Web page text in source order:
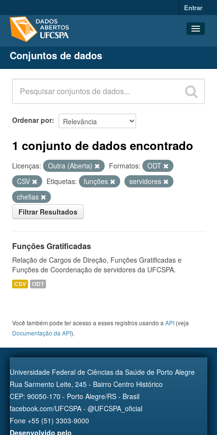
Entrar
Conjuntos de dados
Organizações
Grupos
Sobre
Conjuntos de dados
Ordenar por
1 conjunto de dados encontrado
Licenças: Outra (Aberta) Formatos:
ODT
CSV
Etiquetas: funções
servidores
chefias
Filtrar Resultados
Funções Gratificadas
Relação de Cargos de Direção, Funções Gratificadas e
Funções de Coordenação de servidores da UFCSPA.
CSV ODT
Você também pode ter acesso a esses registros usando a API (veja
Documentação da API).
Universidade Federal de Ciências da Saúde de Porto Alegre
Rua Sarmento Leite, 245 - Bairro Centro Histórico
CEP: 90050-170 - Porto Alegre/RS - Brasil
facebook.com/UFCSPA - @UFCSPA_oficial
Fone +55 (51) 3303-9000
Desenvolvido pelo